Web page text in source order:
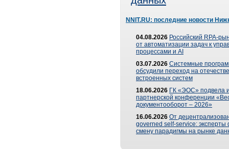
NNIT.RU: последние новости
04.08.2026 Российский RPA-
от автоматизации задач к
процессами и AI
03.07.2026 Системные
обсудили переход на
встроенных систем
18.06.2026 ГК «ЭОС» подвела
партнерской конференции
документооборот – 2026»
16.06.2026 От
governed self-service: эксперты
смену парадигмы на рынке